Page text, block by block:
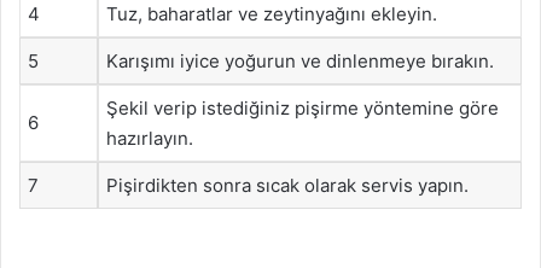
4 Tuz, baharatlar ve zeytinyağını ekleyin.
5 Karışımı iyice yoğurun ve dinlenmeye bırakın.
6
Şekil verip istediğiniz pişirme yöntemine göre
hazırlayın.
7 Pişirdikten sonra sıcak olarak servis yapın.